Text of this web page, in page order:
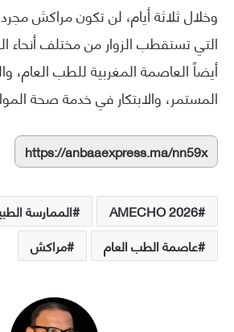
وخلال ثلاثة أيام، لن تكون مراكش مجرد
التي تستقطب الزوار من مختلف أنحاء
أيضاً العاصمة المغربية للطب العام،
المستمر، والابتكار في خدمة صحة
https://anbaaexpress.ma/nn59x
AMECHO 2026
الممارسة
عاصمة الطب العام
مراكش